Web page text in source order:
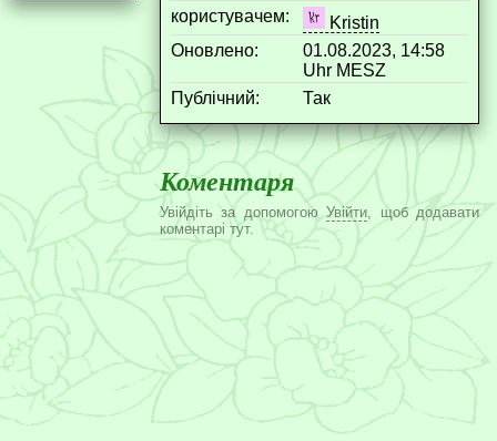
користувачем:
Kristin
Оновлено:
01.08.2023, 14:58
Uhr MESZ
Публічний:
Так
Коментаря
Увійдіть за допомогоюУвійти , щоб додавати
коментарі тут.